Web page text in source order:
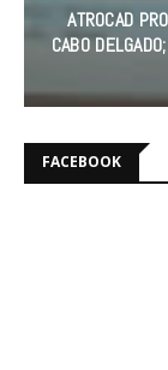
MORRE AOS
FACEBOOK